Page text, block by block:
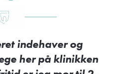
indehaver og
her på klinikken